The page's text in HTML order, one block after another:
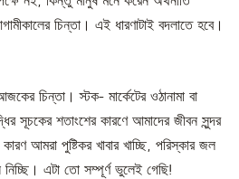
চিন্তা। এই ধারণাটাই বদলাতে হবে।
চিন্তা। স্টক- মার্কেটের ওঠানামা বা
সূচকের শতাংশের কারণে আমাদের জীবন সুন্দর
আমরা পুষ্টিকর খাবার খাচ্ছি, পরিস্কার জল
এটা তো সম্পূর্ণ ভুলেই গেছি!